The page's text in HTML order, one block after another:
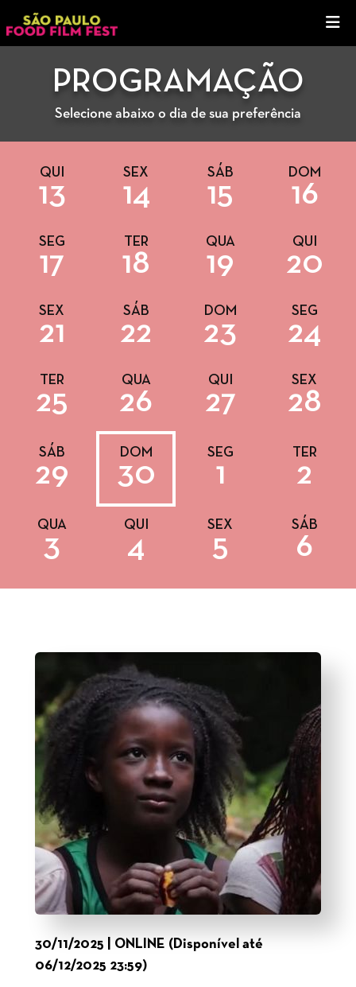
PROGRAMAÇÃO
Selecione abaixo o dia de sua preferência
QUI
13
SEX
14
SÁB
15
DOM
16
SEG
17
TER
18
QUA
19
QUI
20
SEX
21
SÁB
22
DOM
23
SEG
24
TER
25
QUA
26
QUI
27
SEX
28
SÁB
29
DOM
30
SEG
1
TER
2
QUA
3
QUI
4
SEX
5
SÁB
6
30/11/2025 | ONLINE (Disponível até
06/12/2025 23:59)